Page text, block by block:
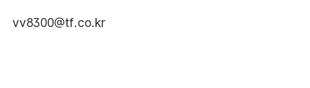
vv8300@tf.co.kr